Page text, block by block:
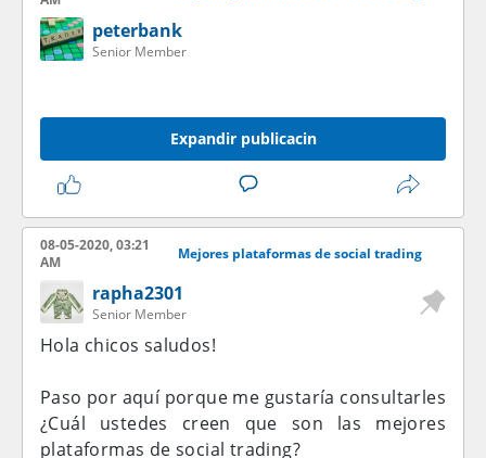
peterbank
Senior Member
Expandir publicacin
08-05-2020, 03:21
AM
Mejores plataformas de social trading
rapha2301
Senior Member
Hola chicos saludos!
Paso por aquí porque me gustaría consultarles
¿Cuál ustedes creen que son las mejores
plataformas de social trading?